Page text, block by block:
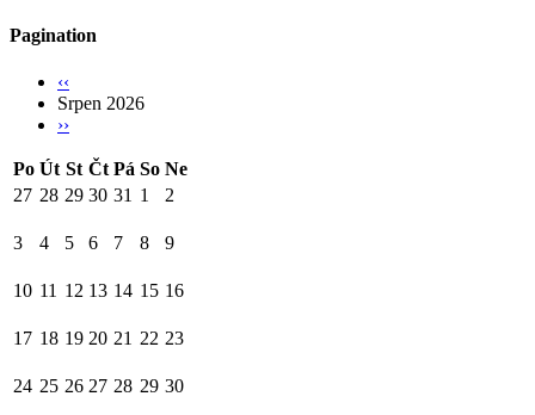
Pagination
‹‹
Srpen 2026
››
Po Út St Čt Pá So Ne
27 28 29 30 31 1 2
3 4 5 6 7 8 9
10 11 12 13 14 15 16
17 18 19 20 21 22 23
24 25 26 27 28 29 30